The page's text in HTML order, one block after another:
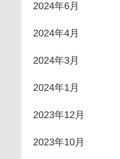
2024年6月
2024年4月
2024年3月
2024年1月
2023年12月
2023年10月